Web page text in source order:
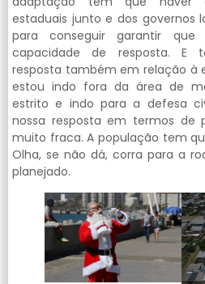
estaduais junto e dos governos
para conseguir garantir que
capacidade de resposta. E
resposta também em relação à
estou indo fora da área de
estrito e indo para a defesa
nossa resposta em termos de
muito fraca. A população tem
Olha, se não dá, corra para a
planejado.